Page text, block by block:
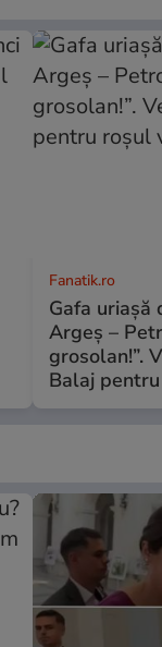
Fanatik.ro
Gafa uriașă
Argeș –
grosolan!”.
Balaj